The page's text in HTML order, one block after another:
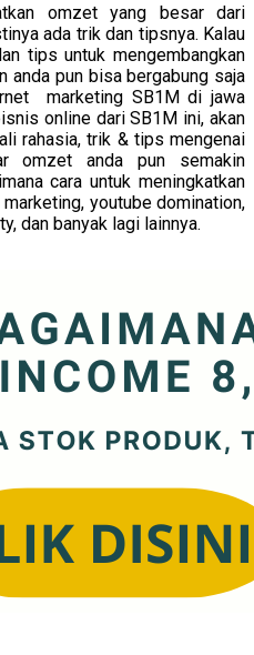
omzet yang besar dari
ada trik dan tipsnya. Kalau
tips untuk mengembangkan
anda pun bisa bergabung saja
marketing SB1M di jawa
online dari SB1M ini, akan
rahasia, trik & tips mengenai
omzet anda pun semakin
cara untuk meningkatkan
youtube domination,
dan banyak lagi lainnya.